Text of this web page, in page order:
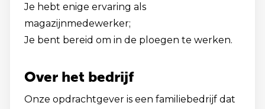
Je hebt enige ervaring als
magazijnmedewerker;
Je bent bereid om in de ploegen te werken.
Over het bedrijf
Onze opdrachtgever is een familiebedrijf dat